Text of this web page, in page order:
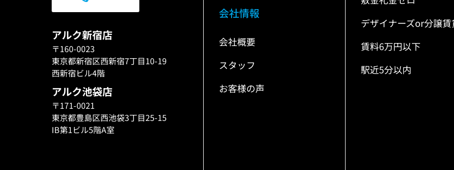
アルク新宿店
〒160-0023
東京都新宿区西新宿7丁目10-19
西新宿ビル4階
アルク池袋店
〒171-0021
東京都豊島区西池袋3丁目25-15
IB第1ビル5階A室
会社情報
会社概要
スタッフ
お客様の声
デザイナーズor分譲賃
賃料6万円以下
駅近5分以内